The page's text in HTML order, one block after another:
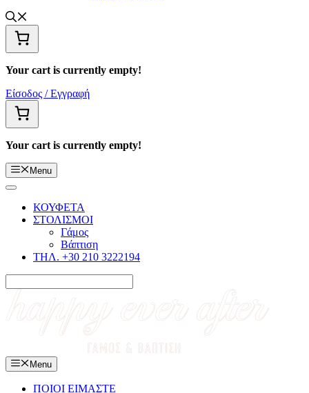
Your cart is currently empty!
Είσοδος / Εγγραφή
Your cart is currently empty!
Menu
ΚΟΥΦΕΤΑ
ΣΤΟΛΙΣΜΟΙ
Γάμος
Βάπτιση
ΤΗΛ. +30 210 3222194
Menu
ΠΟΙΟΙ ΕΙΜΑΣΤΕ